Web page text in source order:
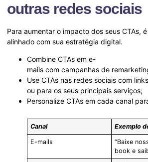
outras redes sociais
Para aumentar o impacto dos seus CTAs,
alinhado com sua estratégia digital.
Combine CTAs em e-
mails com campanhas de
Use CTAs nas redes sociais com
ou para os seus principais serviços;
Personalize CTAs em cada canal
Canal Exemplo
E-mails
“Baixe
book e